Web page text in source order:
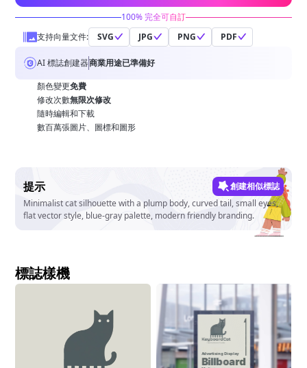
100% 完全可自訂
支持向量文件:
SVG JPG PNG PDF
AI 標誌創建器商業用途已準備好
顏色變更免費
修改次數無限次修改
隨時編輯和下載
數百萬張圖片、圖標和圖形
提示
創建相似標誌
Minimalist cat silhouette with a plump body, curved tail, small eyes,
flat vector style, blue-gray palette, modern friendly branding.
標誌樣機
Advertising Display
Billboard